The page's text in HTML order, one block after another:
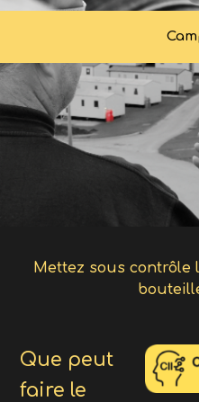
Mettez sous contrôle
Que peut
faire le